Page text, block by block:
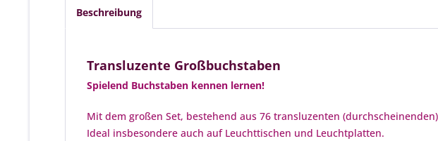
Beschreibung
Transluzente Großbuchstaben
Spielend Buchstaben kennen lernen!
Mit dem großen Set, bestehend aus 76 transluzenten
Ideal insbesondere auch auf Leuchttischen und Leuchtplatten.